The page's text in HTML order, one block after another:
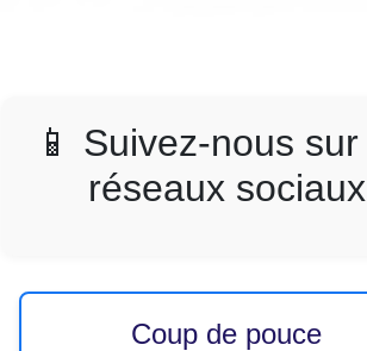
📱 Suivez-nous
réseaux sociaux
Coup de pouce